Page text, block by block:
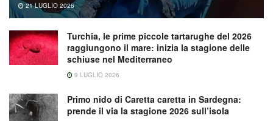
21 LUGLIO 2026
Turchia, le prime piccole tartarughe del 2026
raggiungono il mare: inizia la stagione delle
schiuse nel Mediterraneo
9 LUGLIO 2026
Primo nido di Caretta caretta in Sardegna:
prende il via la stagione 2026 sull’isola